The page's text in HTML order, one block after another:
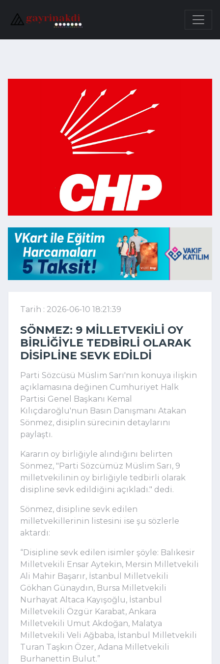
Tarih : 2026-06-10 18:21:39
SÖNMEZ: 9 MILLETVEKILI OY
BIRLIĞIYLE TEDBIRLI OLARAK
DISIPLINE SEVK EDILDI
Parti Sözcüsü Müslim Sarı'nın konuya ilişkin
açıklamasına değinen Cumhuriyet Halk
Partisi Genel Başkanı Kemal
Kılıçdaroğlu'nun Basın Danışmanı Atakan
Sönmez, disiplin sürecinin detaylarını
paylaştı.
Kararın oy birliğiyle alındığını belirten
Sönmez, "Parti Sözcümüz Müslim Sarı, 9
milletvekilinin oy birliğiyle tedbirli olarak
disipline sevk edildiğini açıkladı." dedi.
Sönmez, disipline sevk edilen
milletvekillerinin listesini ise şu sözlerle
aktardı:
“Disipline sevk edilen isimler şöyle: Balıkesir
Milletvekili Ensar Aytekin, Mersin Milletvekili
Ali Mahir Başarır, İstanbul Milletvekili
Gökhan Günaydın, Bursa Milletvekili
Nurhayat Altaca Kayışoğlu, İstanbul
Milletvekili Özgür Karabat, Ankara
Milletvekili Umut Akdoğan, Malatya
Milletvekili Veli Ağbaba, İstanbul Milletvekili
Turan Taşkın Özer, Adana Milletvekili
Burhanettin Bulut.”